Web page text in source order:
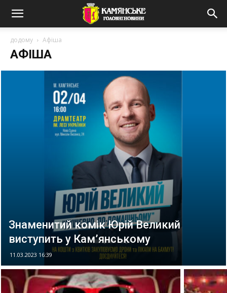
додому Афіша
АФІША
Знаменитий комік Юрій Великий
виступить у Кам’янському
11.03.2023 16:39